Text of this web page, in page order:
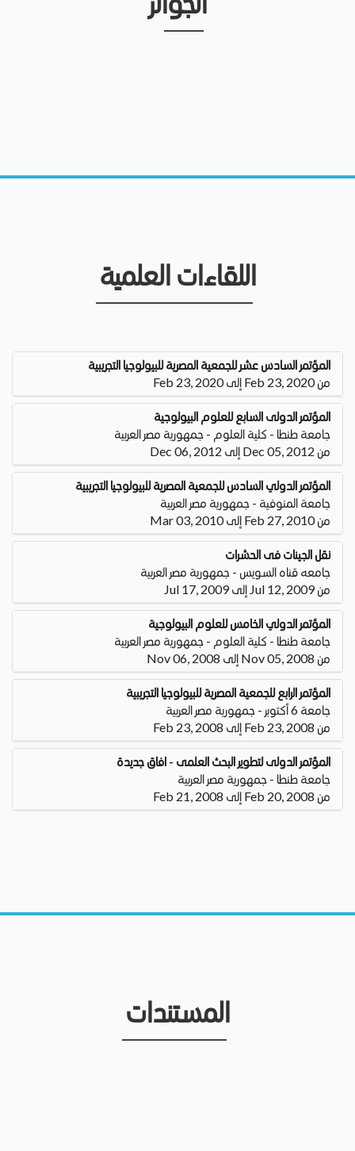
اللقاءات العلمية
المؤتمر السادس عشر للجمعية المصرية للبيولوجيا التجريبية
من Feb 23, 2020 إلى Feb 23, 2020
المؤتمر الدولى السابع للعلوم البيولوجية
جامعة طنطا - كلية العلوم - جمهورية مصر العربية
من Dec 05, 2012 إلى Dec 06, 2012
المؤتمر الدولي السادس للجمعية المصرية للبيولوجيا التجريبية
جامعة المنوفية - جمهورية مصر العربية
من Feb 27, 2010 إلى Mar 03, 2010
نقل الجينات فى الحشرات
جامعه قناه السويس - جمهورية مصر العربية
من Jul 12, 2009 إلى Jul 17, 2009
المؤتمر الدولي الخامس للعلوم البيولوجية
جامعة طنطا - كلية العلوم - جمهورية مصر العربية
من Nov 05, 2008 إلى Nov 06, 2008
المؤتمر الرابع للجمعية المصرية للبيولوجيا التجريبية
جامعة 6 أكتوبر - جمهورية مصر العربية
من Feb 23, 2008 إلى Feb 23, 2008
المؤتمر الدولى لتطوير البحث العلمى - افاق جديدة
جامعة طنطا - جمهورية مصر العربية
من Feb 20, 2008 إلى Feb 21, 2008
المستندات